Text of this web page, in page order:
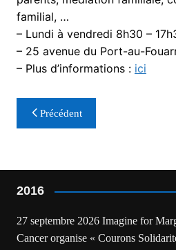
familial, …
– Lundi à vendredi 8h30 –
– 25 avenue du Port-au-
– Plus d’informations : ici
Navigation
de
Précédent
2016
27 septembre 2026 Imagine for
Cancer organise « Courons